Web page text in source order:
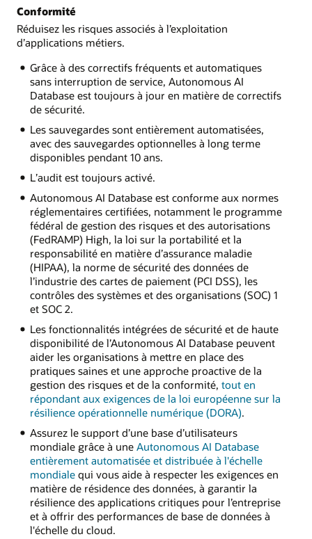
Conformité
Réduisez les risques associés à l’exploitation
d’applications métiers.
Grâce à des correctifs fréquents et automatiques
sans interruption de service, Autonomous AI
Database est toujours à jour en matière de correctifs
de sécurité.
Les sauvegardes sont entièrement automatisées,
avec des sauvegardes optionnelles à long terme
disponibles pendant 10 ans.
L’audit est toujours activé.
Autonomous AI Database est conforme aux normes
réglementaires certifiées, notamment le programme
fédéral de gestion des risques et des autorisations
(FedRAMP) High, la loi sur la portabilité et la
responsabilité en matière d’assurance maladie
(HIPAA), la norme de sécurité des données de
l’industrie des cartes de paiement (PCI DSS), les
contrôles des systèmes et des organisations (SOC) 1
et SOC 2.
Les fonctionnalités intégrées de sécurité et de haute
disponibilité de l’Autonomous AI Database peuvent
aider les organisations à mettre en place des
pratiques saines et une approche proactive de la
gestion des risques et de la conformité, tout en
répondant aux exigences de la loi européenne sur la
résilience opérationnelle numérique (DORA).
Assurez le support d’une base d’utilisateurs
mondiale grâce à une Autonomous AI Database
entièrement automatisée et distribuée à l'échelle
mondialequi vous aide à respecter les exigences en
matière de résidence des données, à garantir la
résilience des applications critiques pour l’entreprise
et à offrir des performances de base de données à
l'échelle du cloud.